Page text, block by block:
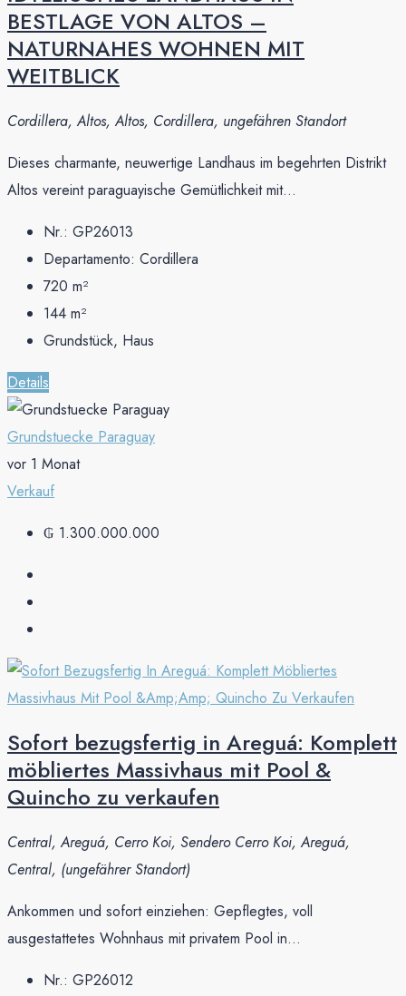
BESTLAGE VON ALTOS –
NATURNAHES WOHNEN MIT
WEITBLICK
Cordillera, Altos, Altos, Cordillera, ungefähren Standort
Dieses charmante, neuwertige Landhaus im begehrten Distrikt
Altos vereint paraguayische Gemütlichkeit mit...
Nr.: GP26013
Departamento: Cordillera
720 m²
144 m²
Grundstück, Haus
Details
Grundstuecke Paraguay
vor 1 Monat
Verkauf
₲ 1.300.000.000
Sofort bezugsfertig in Areguá: Komplett
möbliertes Massivhaus mit Pool &
Quincho zu verkaufen
Central, Areguá, Cerro Koi, Sendero Cerro Koi, Areguá,
Central, (ungefährer Standort)
Ankommen und sofort einziehen: Gepflegtes, voll
ausgestattetes Wohnhaus mit privatem Pool in...
Nr.: GP26012